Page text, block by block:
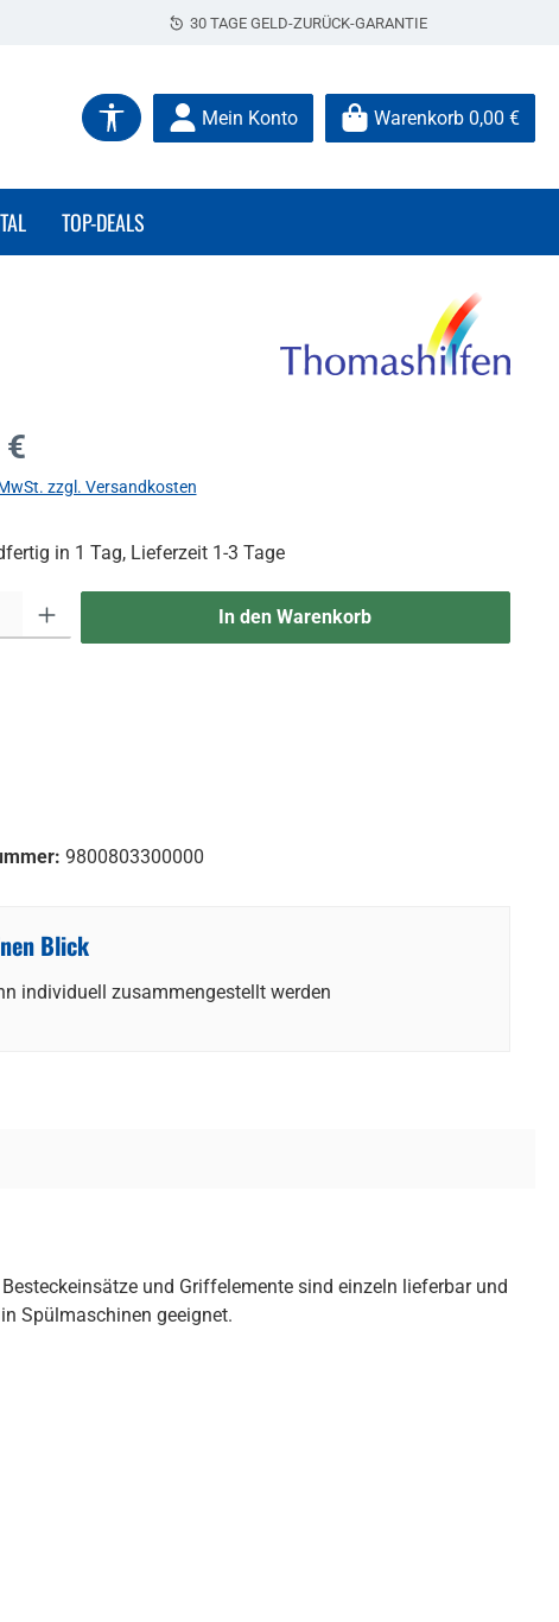
30 TAGE GELD-ZURÜCK-GARANTIE
Werkzeugleiste anzeigen
Mein Konto Warenkorb 0,00 €
TOP-DEALS
zzgl. Versandkosten
in 1 Tag, Lieferzeit 1-3 Tage
In den Warenkorb
9800803300000
Blick
individuell zusammengestellt werden
und Griffelemente sind einzeln lieferbar und
Spülmaschinen geeignet.